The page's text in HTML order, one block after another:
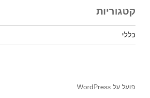
קטגוריות
כללי
פועל על WordPress